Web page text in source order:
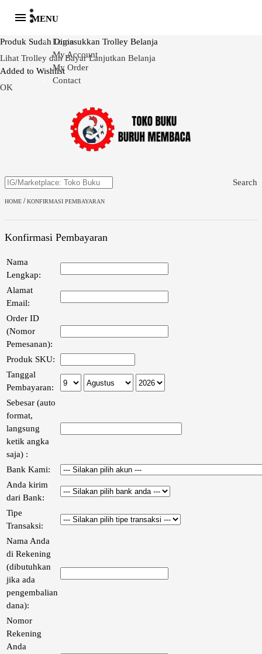
Produk Sudah Dimasukkan Trolley Belanja
Lihat Trolley dan Bayar Lanjutkan Belanja
Added to Wishlist
OK
MENU
Login
My Account
My Order
Contact
Search
HOME /KONFIRMASI PEMBAYARAN
Konfirmasi Pembayaran
Nama
Lengkap:
Alamat
Email:
Order ID
(Nomor
Pemesanan):
Produk SKU:
Tanggal
Pembayaran:
Sebesar (auto
format,
langsung
ketik angka
saja) :
Bank Kami:
Anda kirim
dari Bank:
Tipe
Transaksi:
Nama Anda
di Rekening
(dibutuhkan
jika ada
pengembalian
dana):
Nomor
Rekening
Anda